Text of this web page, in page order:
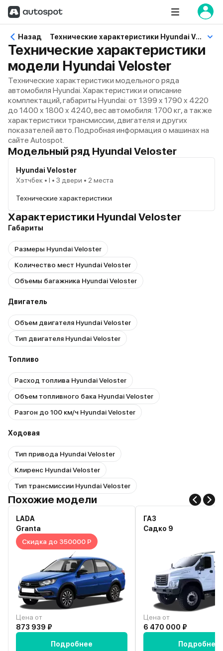
Назад Технические характеристики Hyundai Veloster
Технические характеристики
модели Hyundai Veloster
Технические характеристики модельного ряда
автомобиля Hyundai. Характеристики и описание
комплектаций, габариты Hyundai: от 1399 x 1790 x 4220
до 1400 x 1800 x 4240, вес автомобиля: 1700 кг, а также
характеристики трансмиссии, двигателя и других
показателей авто. Подробная информация о машинах на
сайте Autospot.
Модельный ряд Hyundai Veloster
Hyundai Veloster
Хэтчбек • I • 3 двери • 2 места
Технические характеристики
Характеристики Hyundai Veloster
Габариты
Размеры Hyundai Veloster
Количество мест Hyundai Veloster
Объемы багажника Hyundai Veloster
Двигатель
Объем двигателя Hyundai Veloster
Тип двигателя Hyundai Veloster
Топливо
Расход топлива Hyundai Veloster
Объем топливного бака Hyundai Veloster
Разгон до 100 км/ч Hyundai Veloster
Ходовая
Тип привода Hyundai Veloster
Клиренс Hyundai Veloster
Тип трансмиссии Hyundai Veloster
Похожие модели
LADA
Granta
Скидка до 350000 Р
Цена от
873 939 ₽
Подробнее
ГАЗ
Садко 9
Цена от
6 470 000 ₽
Подробнее